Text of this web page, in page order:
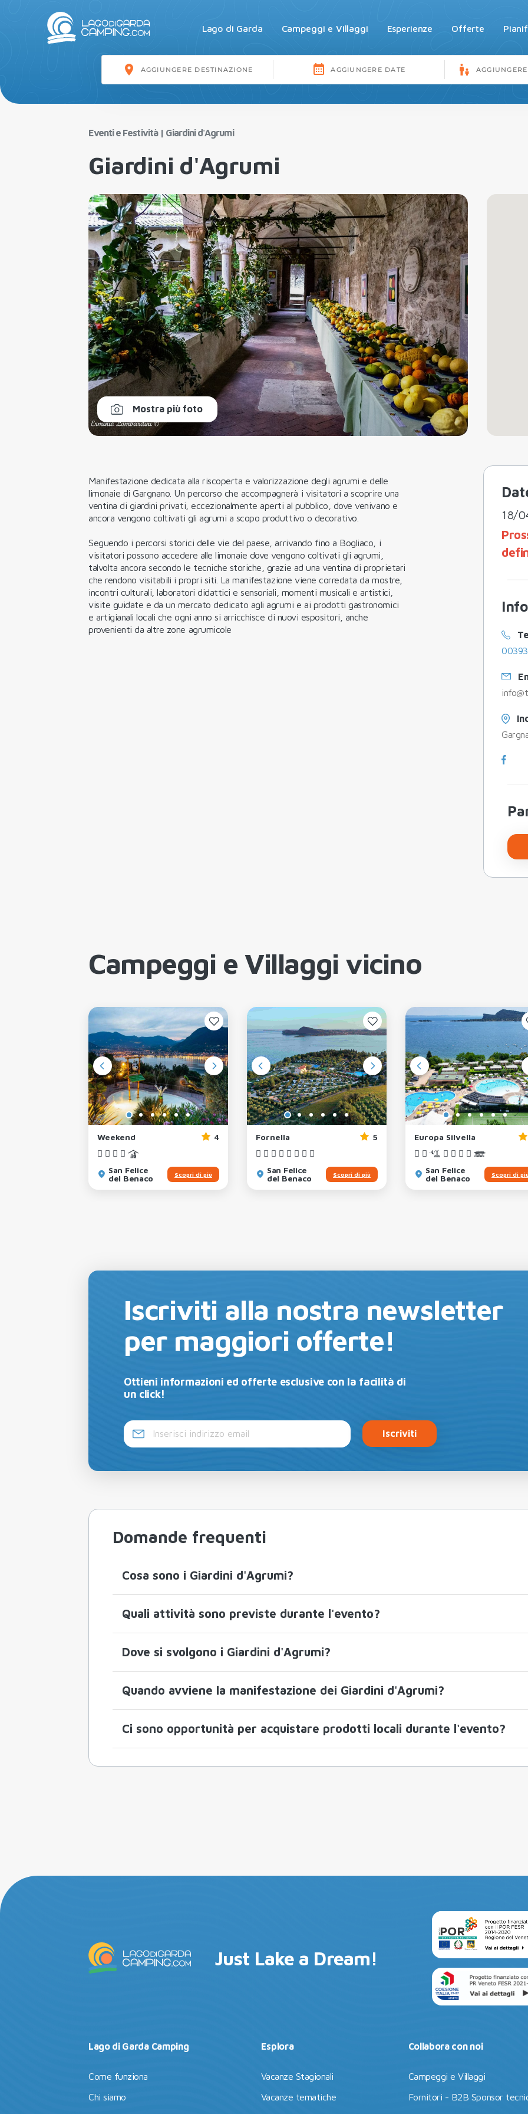
Lago di Garda Campeggi e Villaggi Esperienze Offerte
Eventi e Festività| Giardini d'Agrumi
Giardini d'Agrumi
Mostra più foto
Manifestazione dedicata alla riscoperta e valorizzazione degli agrumi e delle
limonaie di Gargnano. Un percorso che accompagnerà i visitatori a scoprire una
ventina di giardini privati, eccezionalmente aperti al pubblico, dove venivano e
ancora vengono coltivati gli agrumi a scopo produttivo o decorativo.
Seguendo i percorsi storici delle vie del paese, arrivando fino a Bogliaco, i
visitatori possono accedere alle limonaie dove vengono coltivati gli agrumi,
talvolta ancora secondo le tecniche storiche, grazie ad una ventina di proprietari
che rendono visitabili i propri siti. La manifestazione viene corredata da mostre,
incontri culturali, laboratori didattici e sensoriali, momenti musicali e artistici,
visite guidate e da un mercato dedicato agli agrumi e ai prodotti gastronomici
e artigianali locali che ogni anno si arricchisce di nuovi espositori, anche
provenienti da altre zone agrumicole
18/
Campeggi e Villaggi vicino
Weekend 4
San Felice
del Benaco
Scopri di più
Fornella 5
San Felice
del Benaco
Scopri di più
Europa Silvella
San Felice
del Benaco
Scopri di
Iscriviti alla nostra newsletter
per maggiori offerte!
Ottieni informazioni ed offerte esclusive con la facilità di
un click!
Iscriviti
Domande frequenti
Cosa sono i Giardini d'Agrumi?
Quali attività sono previste durante l'evento?
Dove si svolgono i Giardini d'Agrumi?
Quando avviene la manifestazione dei Giardini d'Agrumi?
Ci sono opportunità per acquistare prodotti locali durante l'evento?
Just Lake a Dream!
Lago di Garda Camping
Come funziona
Chi siamo
Esplora
Vacanze Stagionali
Vacanze tematiche
Collabora con noi
Campeggi e Villaggi
Fornitori - B2B Sponsor